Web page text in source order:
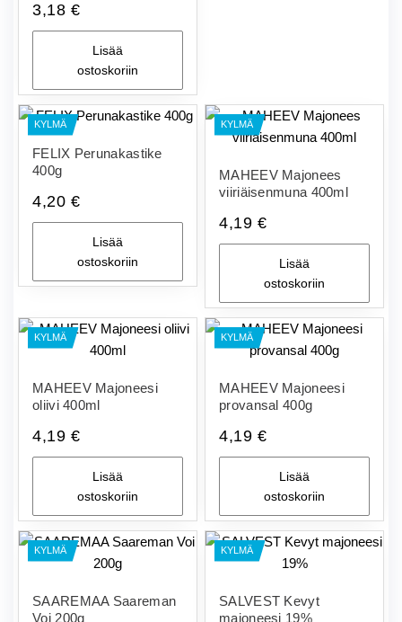
3,18 €
Lisää
ostoskoriin
KYLMÄ
FELIX Perunakastike
400g
4,20 €
Lisää
ostoskoriin
KYLMÄ
MAHEEV Majonees
viiriäisenmuna 400ml
4,19 €
Lisää
ostoskoriin
KYLMÄ
MAHEEV Majoneesi
oliivi 400ml
4,19 €
Lisää
ostoskoriin
KYLMÄ
MAHEEV Majoneesi
provansal 400g
4,19 €
Lisää
ostoskoriin
KYLMÄ
SAAREMAA Saareman
Voi 200g
KYLMÄ
SALVEST Kevyt
majoneesi 19%